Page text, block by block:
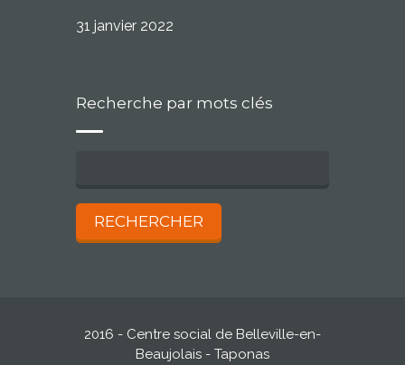
31 janvier 2022
Recherche par mots clés
2016 - Centre social de Belleville-en-
Beaujolais - Taponas